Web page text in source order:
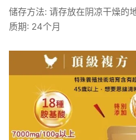
储存方法: 请存放在阴凉干燥的
质期: 24个月